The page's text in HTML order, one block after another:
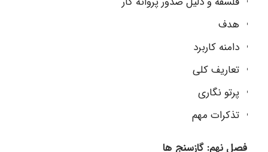
هدف
دامنه کاربرد
تعاریف کلی
پرتو نگاری
تذکرات مهم
فصل نهم: گازسنج ها